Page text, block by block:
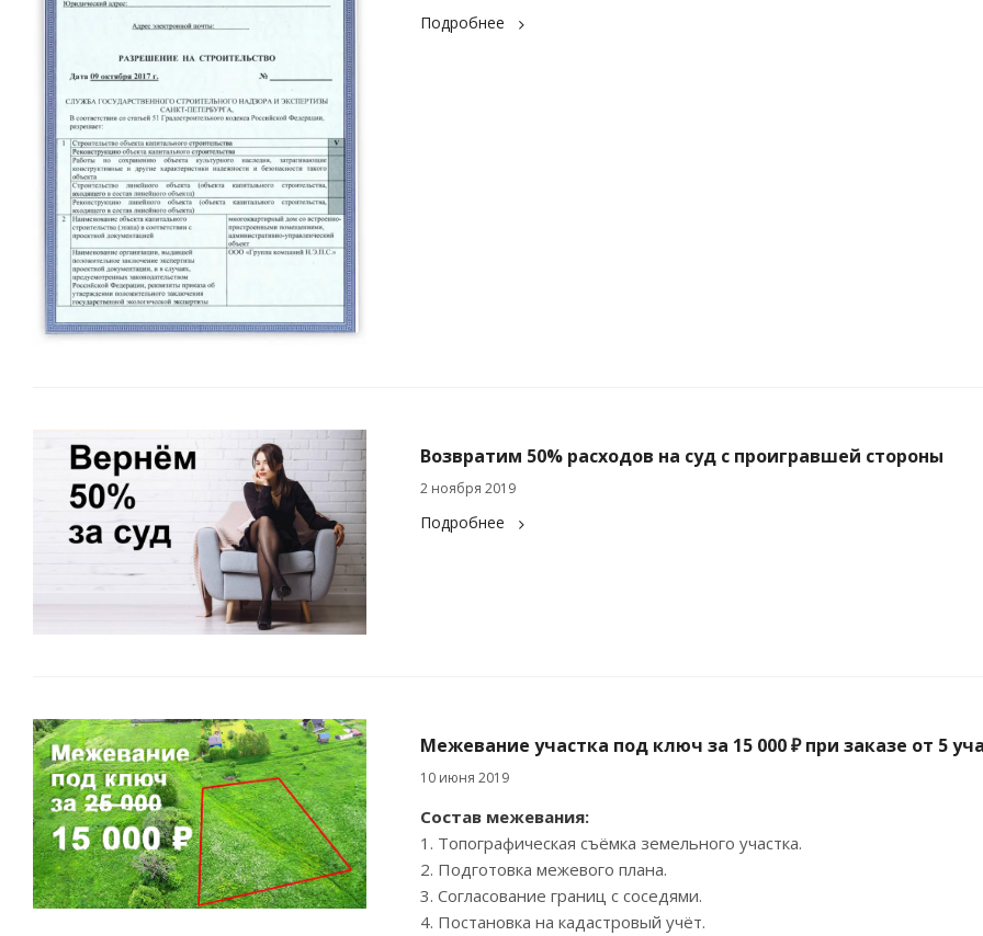
Подробнее
Возвратим 50% расходов на суд с проигравшей стороны
2 ноября 2019
Подробнее
Межевание участка под ключ за 15 000 ₽ при заказе от 5
10 июня 2019
Состав межевания:
1. Топографическая съёмка земельного участка.
2. Подготовка межевого плана.
3. Согласование границ с соседями.
4. Постановка на кадастровый учёт.